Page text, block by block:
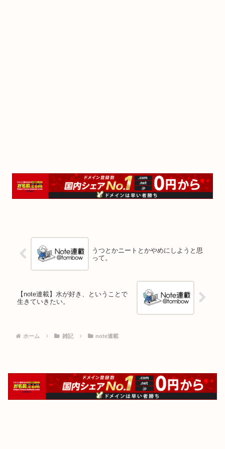
うつとかニートとかやめにしようと思
って。
【note連載】水が好き、ということで
生きていきたい。
ホーム 雑記 note連載